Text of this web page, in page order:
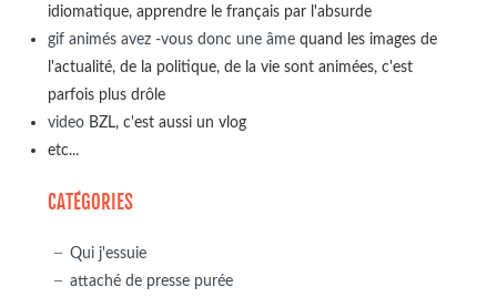
idiomatique, apprendre le français par l'absurde
gif animés avez -vous donc une âmequand les images de
l'actualité, de la politique, de la vie sont animées, c'est
parfois plus drôle
videoBZL, c'est aussi un vlog
etc...
CATÉGORIES
Qui j'essuie
attaché de presse purée